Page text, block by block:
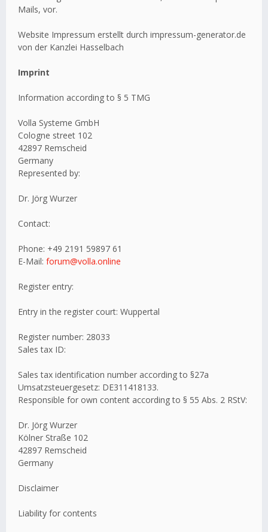
Mails, vor.
Website Impressum erstellt durch impressum-generator.de
von der Kanzlei Hasselbach
Imprint
Information according to § 5 TMG
Volla Systeme GmbH
Cologne street 102
42897 Remscheid
Germany
Represented by:
Dr. Jörg Wurzer
Contact:
Phone: +49 2191 59897 61
E-Mail: forum@volla.online
Register entry:
Entry in the register court: Wuppertal
Register number: 28033
Sales tax ID:
Sales tax identification number according to §27a
Umsatzsteuergesetz: DE311418133.
Responsible for own content according to § 55 Abs. 2 RStV:
Dr. Jörg Wurzer
Kölner Straße 102
42897 Remscheid
Germany
Disclaimer
Liability for contents